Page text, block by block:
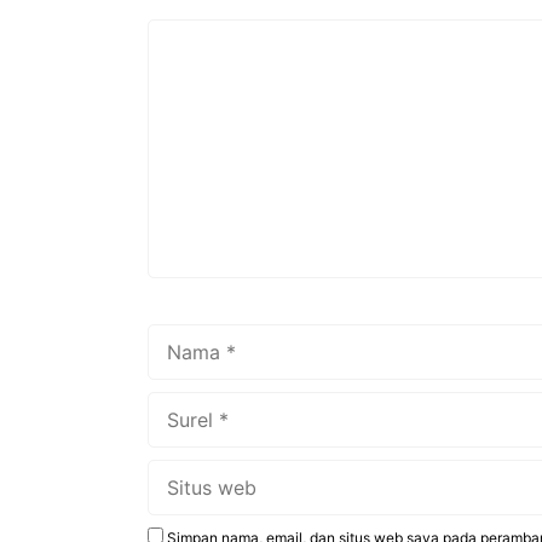
Simpan nama, email, dan situs web saya pada